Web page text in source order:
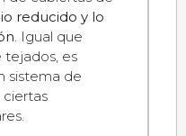
reducido y lo
. Igual que
es
sistema de
ciertas